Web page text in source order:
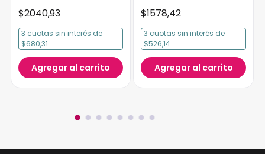
$2040,93
3 cuotas sin interés de
$680,31
Agregar al carrito
$1578,42
3 cuotas sin interés de
$526,14
Agregar al carrito